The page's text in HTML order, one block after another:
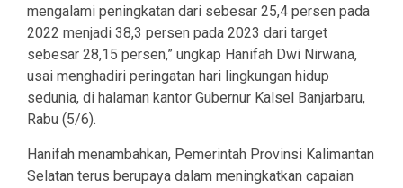
mengalami peningkatan dari sebesar 25,4 persen pada
2022 menjadi 38,3 persen pada 2023 dari target
sebesar 28,15 persen,” ungkap Hanifah Dwi Nirwana,
usai menghadiri peringatan hari lingkungan hidup
sedunia, di halaman kantor Gubernur Kalsel Banjarbaru,
Rabu (5/6).
Hanifah menambahkan, Pemerintah Provinsi Kalimantan
Selatan terus berupaya dalam meningkatkan capaian